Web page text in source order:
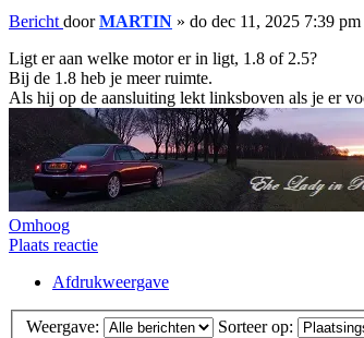
Bericht doorMARTIN » do dec 11, 2025 7:39 pm
Ligt er aan welke motor er in ligt, 1.8 of 2.5?
Bij de 1.8 heb je meer ruimte.
Als hij op de aansluiting lekt linksboven als je er
Omhoog
Plaats reactie
Afdrukweergave
Weergave: Sorteer op: